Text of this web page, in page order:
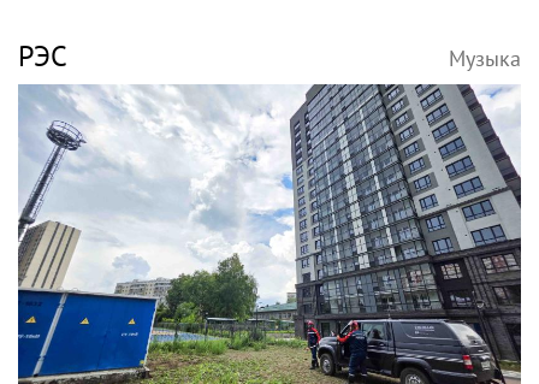
Анастасия Волочкова продала квартиру в
Питере из-за суда с УК
PR
ГРИГОРЬЕВ Музыка